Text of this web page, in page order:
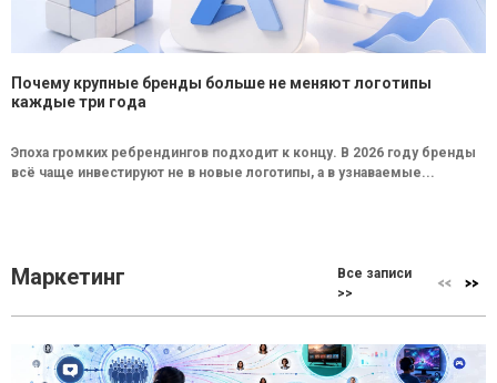
Почему крупные бренды больше не меняют логотипы
каждые три года
Эпоха громких ребрендингов подходит к концу. В 2026 году бренды
всё чаще инвестируют не в новые логотипы, а в узнаваемые...
Маркетинг
Все записи
>>